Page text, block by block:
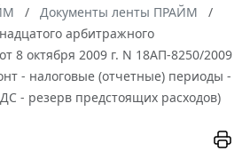
Документы ленты ПРАЙМ
арбитражного
8 октября 2009 г. N 18АП-8250/2009
- налоговые (отчетные) периоды -
- резерв предстоящих расходов)